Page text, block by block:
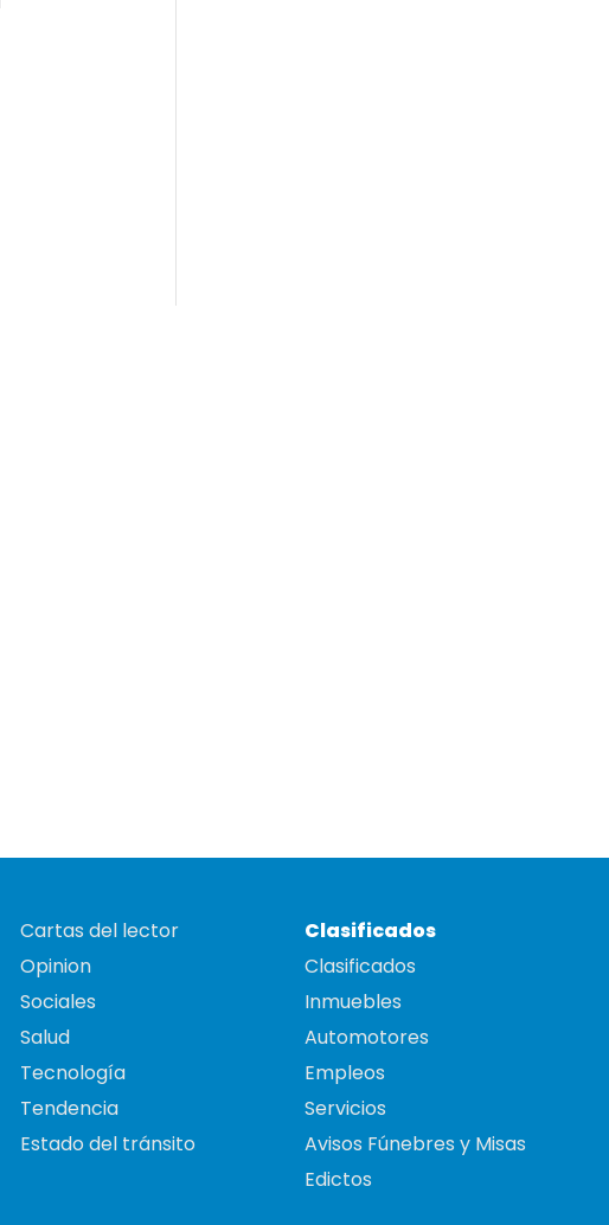
Cartas del lector
Opinion
Sociales
Salud
Tecnología
Tendencia
Estado del tránsito
Clasificados
Clasificados
Inmuebles
Automotores
Empleos
Servicios
Avisos Fúnebres y Misas
Edictos